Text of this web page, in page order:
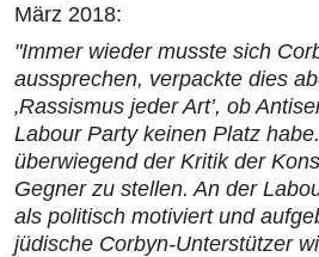
März 2018:
"Immer wieder musste sich
aussprechen, verpackte dies
‚Rassismus jeder Art’, ob
Labour Party keinen Platz
überwiegend der Kritik der
Gegner zu stellen. An der
als politisch motiviert und
jüdische Corbyn-Unterstützer